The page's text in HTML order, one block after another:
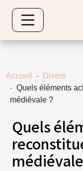
Accueil
Divers
Quels éléments
médiévale ?
Quels